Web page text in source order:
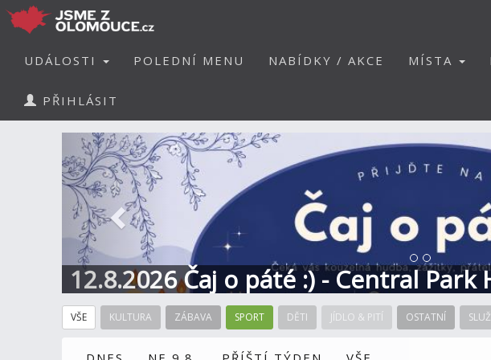
UDÁLOSTI POLEDNÍ MENU NABÍDKY / AKCE MÍSTA
PŘIHLÁSIT
12.8.2026 Čaj o páté :) - Central
Předchozí
VŠE KULTURA ZÁBAVA SPORT DĚTI JÍDLO & PITÍ OSTATNÍ